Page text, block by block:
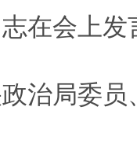
在会上发
局委员